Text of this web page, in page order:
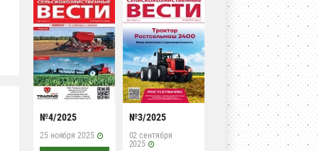
№4/2025
25 ноября 2025
№3/2025
02 сентября
2025